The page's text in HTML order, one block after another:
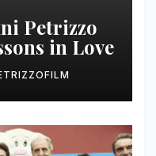
Petrizzo
in Love